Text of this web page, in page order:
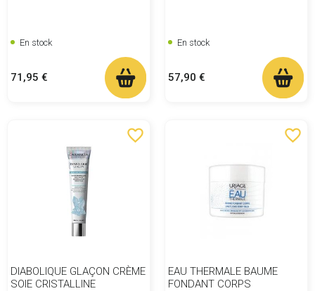
En stock
Prix
71,95 €
En stock
Prix
57,90 €
favorite_border
DIABOLIQUE GLAÇON CRÈME
SOIE CRISTALLINE
favorite_border
EAU THERMALE BAUME
FONDANT CORPS